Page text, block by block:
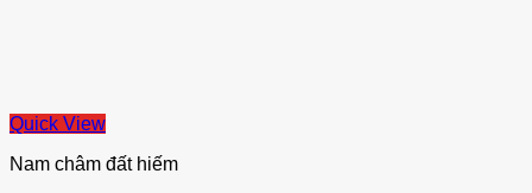
Quick View
Nam châm đất hiếm